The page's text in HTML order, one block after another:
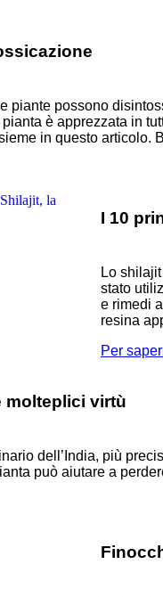
piante possono
è apprezzata in
in questo articolo.
I 10
Lo
stato
e rimedi
resina
Per
molteplici virtù
dell’India, più
può aiutare a